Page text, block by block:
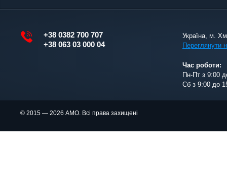
+38 0382 700 707
+38 063 03 000 04
Україна, м.
Переглянути
Час роботи:
Пн-Пт з 9:00
Сб з 9:00 до
© 2015 — 2026 АМО. Всі права захищені